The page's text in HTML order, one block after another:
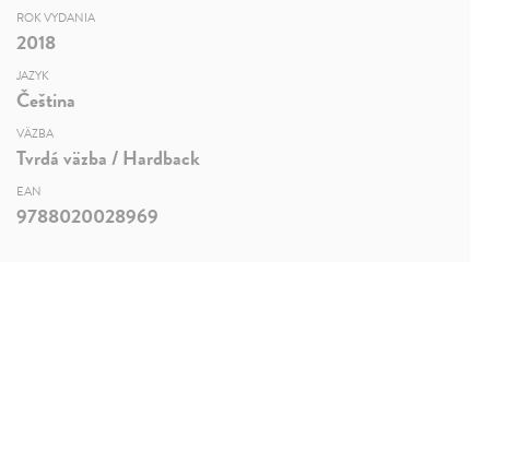
ROK VYDANIA
2018
JAZYK
Čeština
VÄZBA
Tvrdá väzba / Hardback
EAN
9788020028969